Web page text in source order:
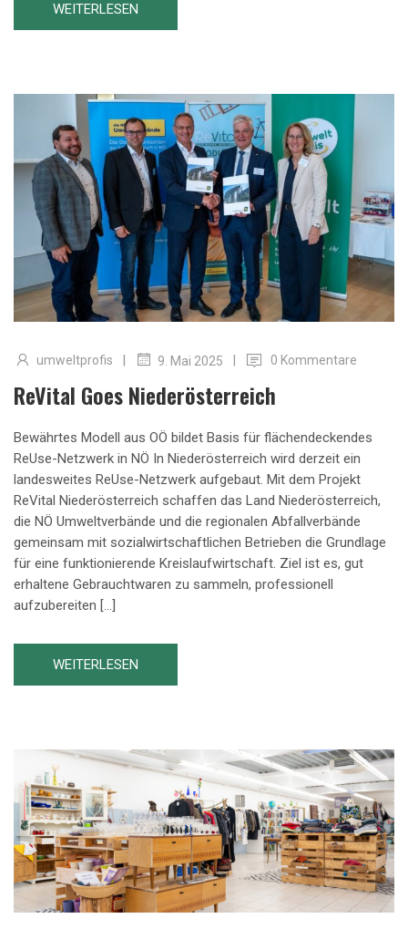
WEITERLESEN
umweltprofis 9. Mai 2025 0 Kommentare
ReVital Goes Niederösterreich
Bewährtes Modell aus OÖ bildet Basis für flächendeckendes
ReUse-Netzwerk in NÖ In Niederösterreich wird derzeit ein
landesweites ReUse-Netzwerk aufgebaut. Mit dem Projekt
ReVital Niederösterreich schaffen das Land Niederösterreich,
die NÖ Umweltverbände und die regionalen Abfallverbände
gemeinsam mit sozialwirtschaftlichen Betrieben die Grundlage
für eine funktionierende Kreislaufwirtschaft. Ziel ist es, gut
erhaltene Gebrauchtwaren zu sammeln, professionell
aufzubereiten […]
WEITERLESEN